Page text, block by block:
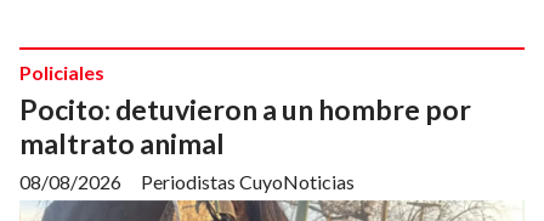
Pocito: detuvieron a un hombre por
maltrato animal
Periodistas CuyoNoticias
Policiales
08/08/2026